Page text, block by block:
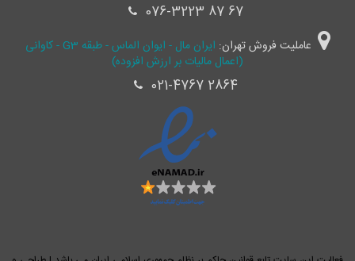
076-3223 87 67
عاملیت فروش تهران:
ایران مال - ایوان الماس - طبقه G3 - کاوانی
(اعمال مالیات بر ارزش افزوده)
021-4767 2864